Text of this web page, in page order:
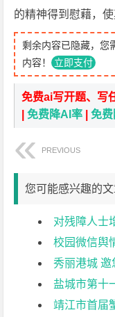
的精神得到慰藉，
剩余内容已隐藏，您
内容！ 立即支付
免费ai写开题、写
|免费降AI率 |免
PREVIOUS
您可能感兴趣的
对残障人士
校园微信舆情
秀丽港城 邀您
盐城市第十一届
靖江市首届